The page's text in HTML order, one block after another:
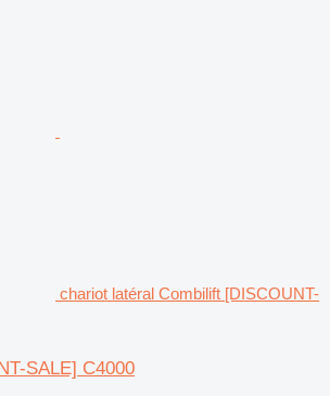
chariot latéral Combilift [DISCOUNT-
SALE] C4000